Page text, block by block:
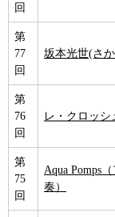
回
第
77
回
坂本光世(さ
第
76
回
レ・クロッシ
第
75
回
Aqua Pomps
奏）